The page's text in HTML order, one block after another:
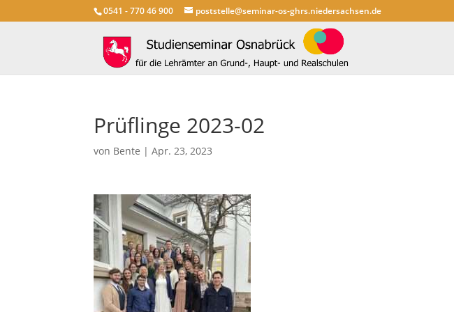
0541 - 770 46 900 poststelle@seminar-os-ghrs.niedersachsen.de
Prüflinge 2023-02
von Bente |Apr. 23, 2023